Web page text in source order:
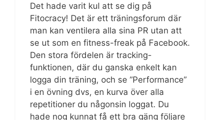
Det hade varit kul att se dig på
Fitocracy! Det är ett träningsforum där
man kan ventilera alla sina PR utan att
se ut som en fitness-freak på Facebook.
Den stora fördelen är tracking-
funktionen, där du ganska enkelt kan
logga din träning, och se ”Performance”
i en övning dvs, en kurva över alla
repetitioner du någonsin loggat. Du
hade nog kunnat få ett bra gäng följare